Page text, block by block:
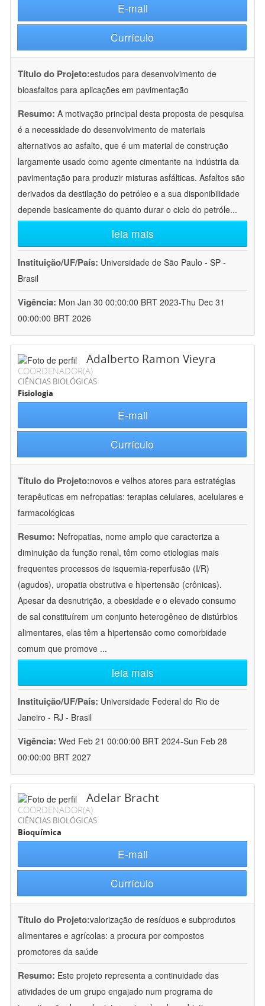
E-mail
Currículo
Título do Projeto:estudos para desenvolvimento de
bioasfaltos para aplicações em pavimentação
Resumo: A motivação principal desta proposta de pesquisa
é a necessidade do desenvolvimento de materiais
alternativos ao asfalto, que é um material de construção
largamente usado como agente cimentante na indústria da
pavimentação para produzir misturas asfálticas. Asfaltos são
derivados da destilação do petróleo e a sua disponibilidade
depende basicamente do quanto durar o ciclo do petróle...
leia mais
Instituição/UF/País: Universidade de São Paulo - SP -
Brasil
Vigência: Mon Jan 30 00:00:00 BRT 2023-Thu Dec 31
00:00:00 BRT 2026
Adalberto Ramon Vieyra
COORDENADOR(A)
CIÊNCIAS BIOLÓGICAS
Fisiologia
E-mail
Currículo
Título do Projeto:novos e velhos atores para estratégias
terapêuticas em nefropatias: terapias celulares, acelulares e
farmacológicas
Resumo: Nefropatias, nome amplo que caracteriza a
diminuição da função renal, têm como etiologias mais
frequentes processos de isquemia-reperfusão (I/R)
(agudos), uropatia obstrutiva e hipertensão (crônicas).
Apesar da desnutrição, a obesidade e o elevado consumo
de sal constituírem um conjunto heterogêneo de distúrbios
alimentares, elas têm a hipertensão como comorbidade
comum que promove ...
leia mais
Instituição/UF/País: Universidade Federal do Rio de
Janeiro - RJ - Brasil
Vigência: Wed Feb 21 00:00:00 BRT 2024-Sun Feb 28
00:00:00 BRT 2027
Adelar Bracht
COORDENADOR(A)
CIÊNCIAS BIOLÓGICAS
Bioquímica
E-mail
Currículo
Título do Projeto:valorização de resíduos e subprodutos
alimentares e agrícolas: a procura por compostos
promotores da saúde
Resumo: Este projeto representa a continuidade das
atividades de um grupo engajado num programa de